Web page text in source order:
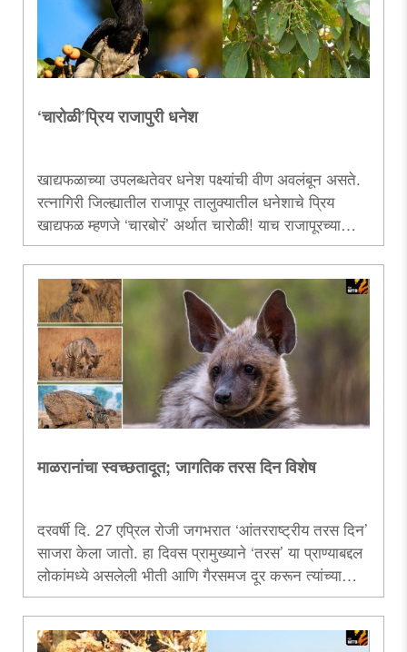
‘चारोळी‌’प्रिय राजापुरी धनेश
खाद्यफळाच्या उपलब्धतेवर धनेश पक्ष्यांची वीण अवलंबून असते.
रत्नागिरी जिल्ह्यातील राजापूर तालुक्यातील धनेशाचे प्रिय
खाद्यफळ म्हणजे ‌‘चारबोरं‌’ अर्थात चारोळी! याच राजापूरच्या
चारोळीचे आणि धनेशाचे नाते उलगडणारा हा लेख.....
माळरानांचा स्वच्छतादूत; जागतिक तरस दिन विशेष
दरवर्षी दि. 27 एप्रिल रोजी जगभरात ‌‘आंतरराष्ट्रीय तरस दिन‌’
साजरा केला जातो. हा दिवस प्रामुख्याने ‌‘तरस‌’ या प्राण्याबद्दल
लोकांमध्ये असलेली भीती आणि गैरसमज दूर करून त्यांच्या
संवर्धनासाठी जनजागृती करण्याच्या उद्देशाने साजरा होतो.
महाराष्ट्रामध्ये गवताळ प्रदेशातील छोट्या टेकड्या आणि पठारी
प्रदेशांमध्ये पट्टेरी तरसाचा अधिवास आहे. या पट्टेरी तरसाचा